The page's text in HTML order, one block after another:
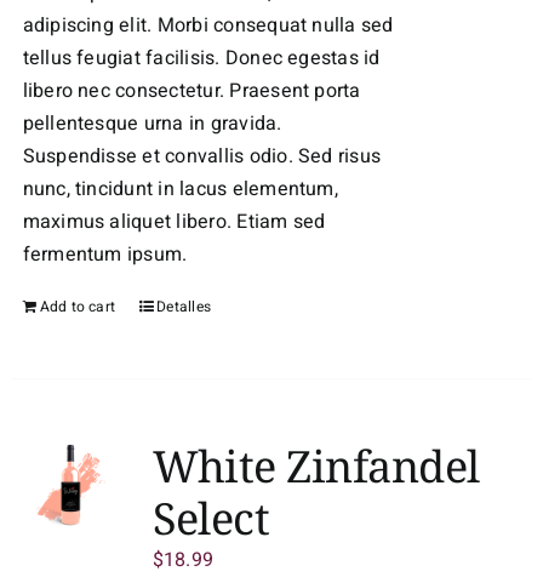
adipiscing elit. Morbi consequat nulla sed
tellus feugiat facilisis. Donec egestas id
libero nec consectetur. Praesent porta
pellentesque urna in gravida.
Suspendisse et convallis odio. Sed risus
nunc, tincidunt in lacus elementum,
maximus aliquet libero. Etiam sed
fermentum ipsum.
Add to cart Detalles
White Zinfandel
Select
$18.99